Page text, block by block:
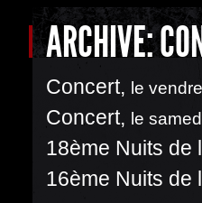
ARCHIVE:
Concert, le
Concert, le
18ème Nuits de
16ème Nuits de